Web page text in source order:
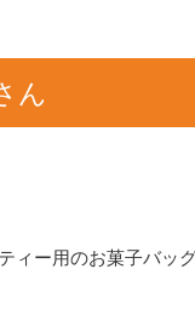
ん
ィー用のお菓子バッ